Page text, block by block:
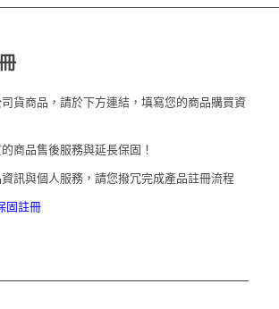
貨商品，請於下方連結，填寫您的商品購買資
商品售後服務與延長保固！
訊與個人服務，請您撥冗完成產品註冊流程
固註冊